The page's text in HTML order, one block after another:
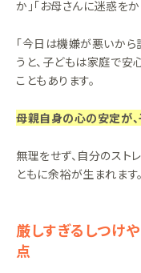
か」「お母さんに迷惑を
「今日は機嫌が悪いか
うと、子どもは家庭で安
こともあります。
母親自身の心の安定が
無理をせず、自分のスト
ともに余裕が生まれます。
厳しすぎるしつけ
点